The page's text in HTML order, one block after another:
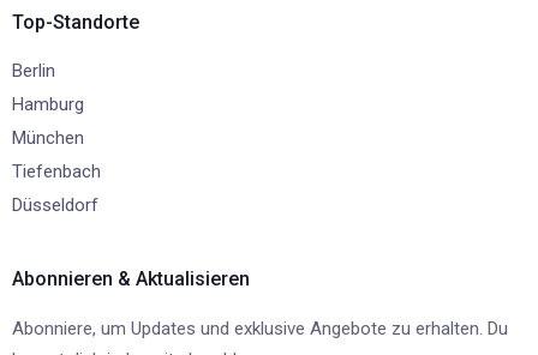
Top-Standorte
Berlin
Hamburg
München
Tiefenbach
Düsseldorf
Abonnieren & Aktualisieren
Abonniere, um Updates und exklusive Angebote zu erhalten. Du